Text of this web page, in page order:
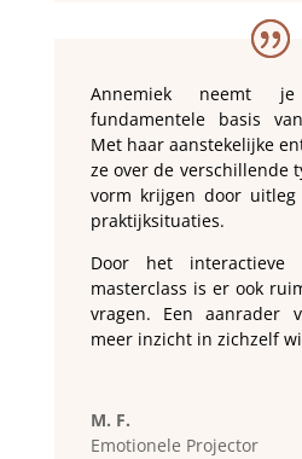
Annemiek
fundamentele basis
Met haar aanstekelijke
ze over de verschillende
vorm krijgen door
praktijksituaties.
Door het interactieve
masterclass is er ook
vragen. Een aanrader
meer inzicht in zichzelf
M. F.
Emotionele Projector